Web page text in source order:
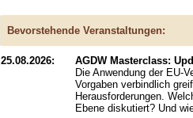
Bevorstehende Veranstaltungen:
25.08.2026:
AGDW Masterclass:
Die Anwendung der EU-
Vorgaben verbindlich
Herausforderungen.
Ebene diskutiert? Und